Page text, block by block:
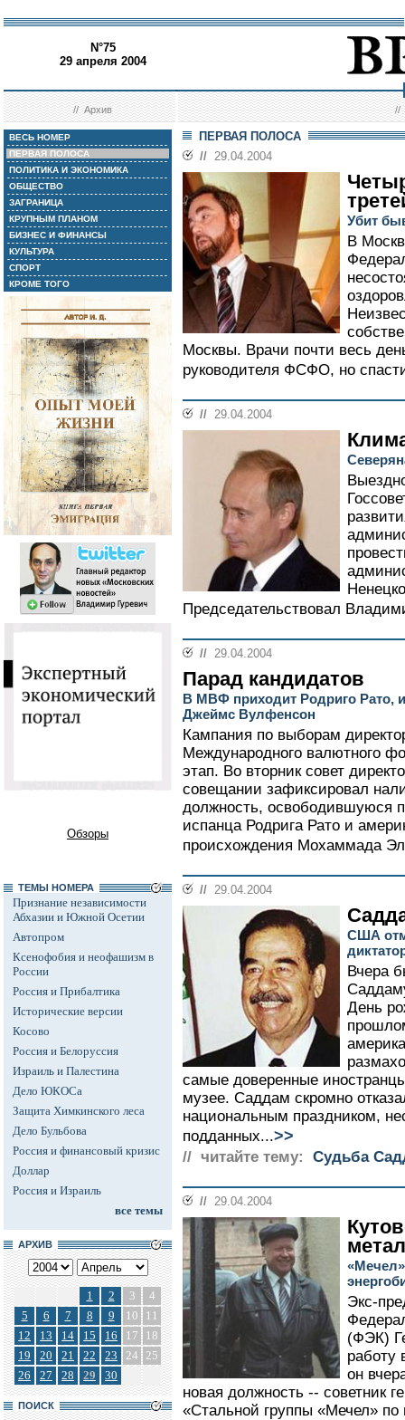
N°75
29 апреля 2004
//Архив //
ВЕСЬ НОМЕР
ПЕРВАЯ ПОЛОСА
ПОЛИТИКА И ЭКОНОМИКА
ОБЩЕСТВО
ЗАГРАНИЦА
КРУПНЫМ ПЛАНОМ
БИЗНЕС И ФИНАНСЫ
КУЛЬТУРА
СПОРТ
КРОМЕ ТОГО
Обзоры
ТЕМЫ НОМЕРА
Признание независимости
Абхазии и Южной Осетии
Автопром
Ксенофобия и неофашизм в
России
Россия и Прибалтика
Исторические версии
Косово
Россия и Белоруссия
Израиль и Палестина
Дело ЮКОСа
Защита Химкинского леса
Дело Бульбова
Россия и финансовый кризис
Доллар
Россия и Израиль
все темы
АРХИВ
1 2 3
4
5
6 7 8 9 10
11
12
13 14 15 16 17
18
19
20 21 22 23 24 25
26
27 28 29 30
ПОИСК
ПЕРВАЯ ПОЛОСА
// 29.04.2004
Убит
В
Москвы. Врачи почти весь
руководителя ФСФО, но
// 29.04.2004
Председательствовал
// 29.04.2004
Парад кандидатов
В МВФ приходит Родриго Рато,
Джеймс Вулфенсон
Кампания по выборам
Международного валютного
этап. Во вторник совет
совещании зафиксировал
должность, освободившуюся
испанца Родрига Рато и
происхождения Мохаммада
// 29.04.2004
США
Вчера
День
самые доверенные
музее. Саддам скромно
национальным праздником,
подданных...>>
// читайте тему: Судьба
// 29.04.2004
Экс-
(ФЭК)
работу
он
новая должность -- советник
«Стальной группы «Мечел»